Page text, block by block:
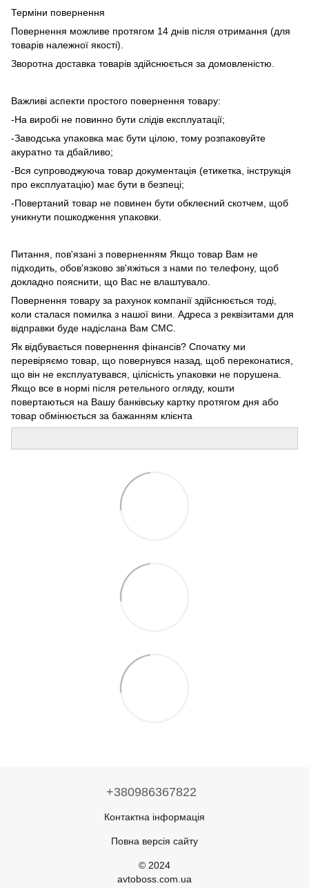
Терміни повернення
Повернення можливе протягом 14 днів після отримання (для
товарів належної якості).
Зворотна доставка товарів здійснюється за домовленістю.
Важливі аспекти простого повернення товару:
-На виробі не повинно бути слідів експлуатації;
-Заводська упаковка має бути цілою, тому розпаковуйте
акуратно та дбайливо;
-Вся супроводжуюча товар документація (етикетка, інструкція
про експлуатацію) має бути в безпеці;
-Повертаний товар не повинен бути обклеєний скотчем, щоб
уникнути пошкодження упаковки.
Питання, пов'язані з поверненням Якщо товар Вам не
підходить, обов'язково зв'яжіться з нами по телефону, щоб
докладно пояснити, що Вас не влаштувало.
Повернення товару за рахунок компанії здійснюється тоді,
коли сталася помилка з нашої вини. Адреса з реквізитами для
відправки буде надіслана Вам СМС.
Як відбувається повернення фінансів? Спочатку ми
перевіряємо товар, що повернувся назад, щоб переконатися,
що він не експлуатувався, цілісність упаковки не порушена.
Якщо все в нормі після ретельного огляду, кошти
повертаються на Вашу банківську картку протягом дня або
товар обмінюється за бажанням клієнта
+380986367822
Контактна інформація
Повна версія сайту
© 2024
avtoboss.com.ua